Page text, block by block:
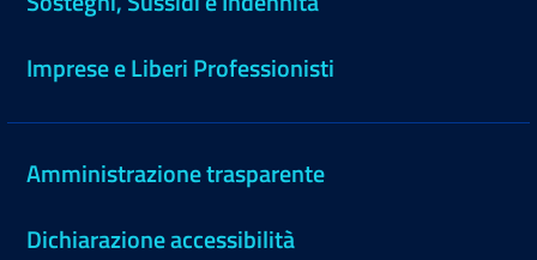
Imprese e Liberi Professionisti
Amministrazione trasparente
Dichiarazione accessibilità